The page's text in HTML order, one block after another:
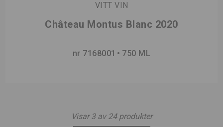
VITT VIN
Château Montus Blanc 2020
nr 7168001 750 ML
Visar3av 24produkter